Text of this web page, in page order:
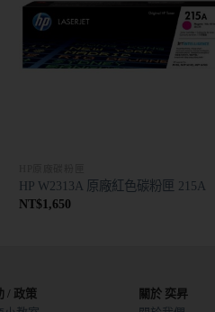
HP W2313A 原廠紅色碳粉匣 215A
NT$1,650
/ 政策
關於 奕昇